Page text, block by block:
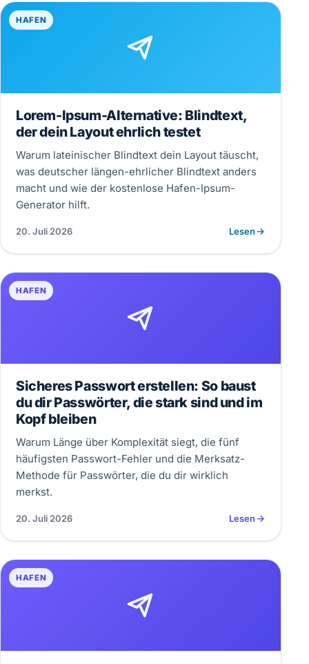
HAFEN
Lorem-Ipsum-Alternative: Blindtext,
der dein Layout ehrlich testet
Warum lateinischer Blindtext dein Layout täuscht,
was deutscher längen-ehrlicher Blindtext anders
macht und wie der kostenlose Hafen-Ipsum-
Generator hilft.
20. Juli 2026 Lesen
HAFEN
Sicheres Passwort erstellen: So baust
du dir Passwörter, die stark sind und im
Kopf bleiben
Warum Länge über Komplexität siegt, die fünf
häufigsten Passwort-Fehler und die Merksatz-
Methode für Passwörter, die du dir wirklich
merkst.
20. Juli 2026 Lesen
HAFEN